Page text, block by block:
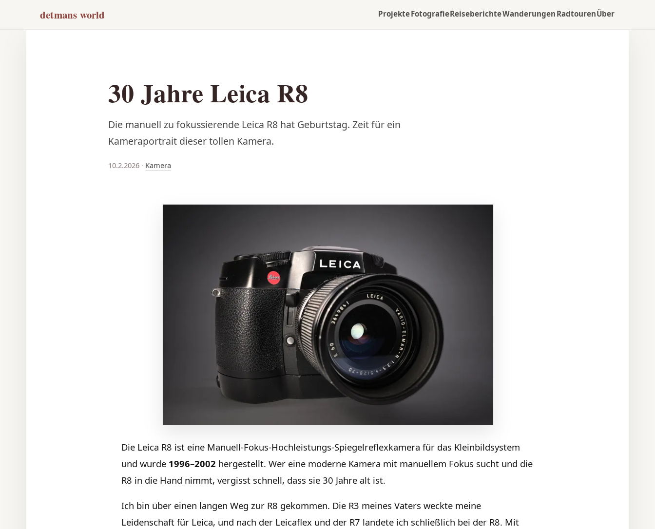
detmans world ProjekteFotografieReiseberichteWanderungen RadtourenÜber
30 Jahre Leica R8
Die manuell zu fokussierende Leica R8 hat Geburtstag. Zeit für ein
Kameraportrait dieser tollen Kamera.
10.2.2026 · Kamera
Die Leica R8 ist eine Manuell-Fokus-Hochleistungs-Spiegelreflexkamera für das Kleinbildsystem
und wurde 1996–2002 hergestellt. Wer eine moderne Kamera mit manuellem Fokus sucht und die
R8 in die Hand nimmt, vergisst schnell, dass sie 30 Jahre alt ist.
Ich bin über einen langen Weg zur R8 gekommen. Die R3 meines Vaters weckte meine
Leidenschaft für Leica, und nach der Leicaflex und der R7 landete ich schließlich bei der R8. Mit